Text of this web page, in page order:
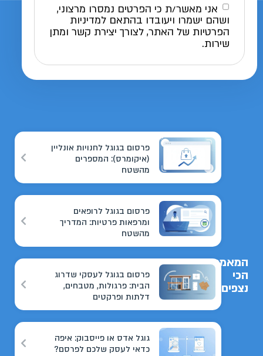
אני מאשר/ת כי הפרטים נמסרו מרצוני,
ושהם ישמרו ויעובדו בהתאם למדיניות
הפרטיות של האתר, לצורך יצירת קשר ומתן
שירות.
המאמרים
הכי
נצפים
פרסום בגוגל לחנויות אונליין
(איקומרס): המספרים
מהשטח
פרסום בגוגל לרופאים
ומרפאות פרטיות: המדריך
מהשטח
פרסום בגוגל לעסקי שדרוג
הבית: פרגולות, מטבחים,
דלתות ופרקטים
גוגל אדס או פייסבוק: איפה
כדאי לעסק שלכם לפרסם?